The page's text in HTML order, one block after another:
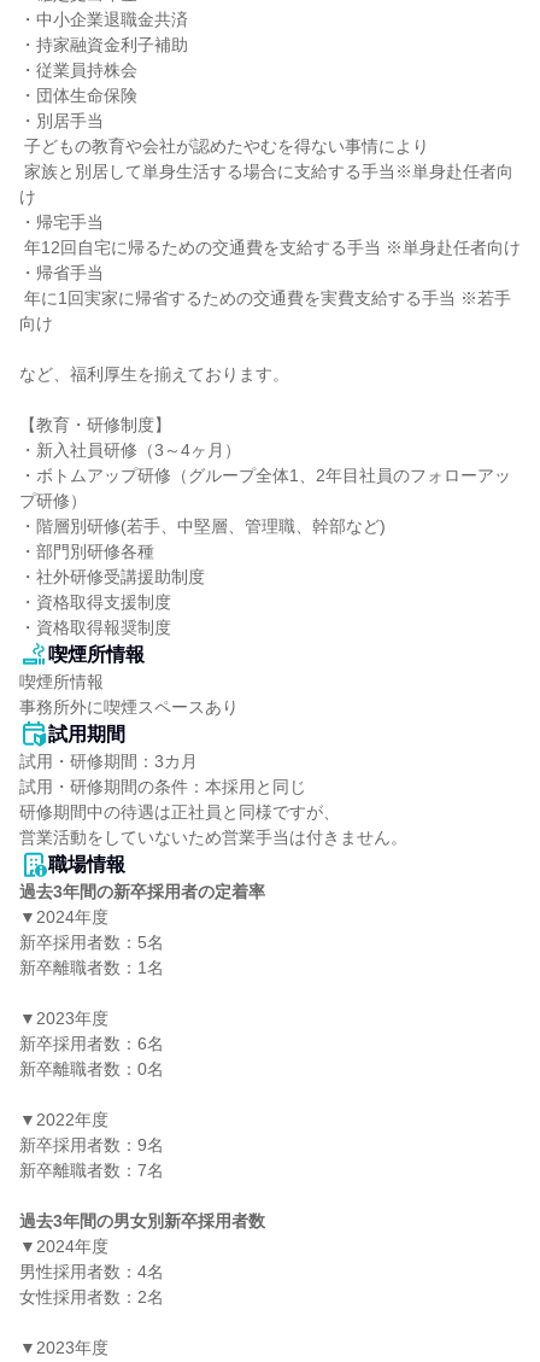
・中小企業退職金共済
・持家融資金利子補助
・従業員持株会
・団体生命保険
・別居手当
け
・帰宅手当
・帰省手当
向け
など、福利厚生を揃えております。
【教育・研修制度】
・新入社員研修（3～4ヶ月）
・ボトムアップ研修（グループ全体1、2年目社員のフォローアッ
プ研修）
・階層別研修(若手、中堅層、管理職、幹部など)
・部門別研修各種
・社外研修受講援助制度
・資格取得支援制度
・資格取得報奨制度
喫煙所情報
喫煙所情報
事務所外に喫煙スペースあり
試用期間
試用・研修期間：3カ月
試用・研修期間の条件：本採用と同じ
研修期間中の待遇は正社員と同様ですが、
職場情報
過去3年間の新卒採用者の定着率
▼2024年度
新卒採用者数：5名
新卒離職者数：1名
▼2023年度
新卒採用者数：6名
新卒離職者数：0名
▼2022年度
新卒採用者数：9名
新卒離職者数：7名
過去3年間の男女別新卒採用者数
▼2024年度
男性採用者数：4名
女性採用者数：2名
▼2023年度